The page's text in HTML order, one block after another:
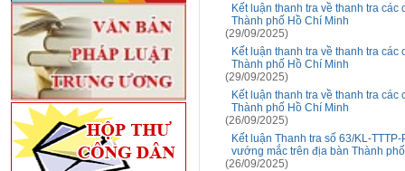
Kết luận thanh tra về thanh tra
Thành phố Hồ Chí Minh
(29/09/2025)
Kết luận thanh tra về thanh tra
Thành phố Hồ Chí Minh
(29/09/2025)
Kết luận thanh tra về thanh tra
Thành phố Hồ Chí Minh
(26/09/2025)
Kết luận Thanh tra số 63/KL-
vướng mắc trên địa bàn Thành
(26/09/2025)